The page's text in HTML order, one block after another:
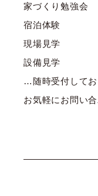
家づくり勉強会
宿泊体験
現場見学
設備見学
…随時受付してお
お気軽にお問い合